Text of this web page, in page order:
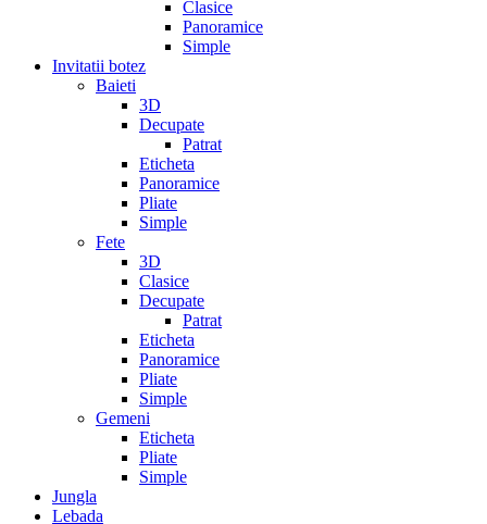
Clasice
Panoramice
Simple
Invitatii botez
Baieti
3D
Decupate
Patrat
Eticheta
Panoramice
Pliate
Simple
Fete
3D
Clasice
Decupate
Patrat
Eticheta
Panoramice
Pliate
Simple
Gemeni
Eticheta
Pliate
Simple
Jungla
Lebada